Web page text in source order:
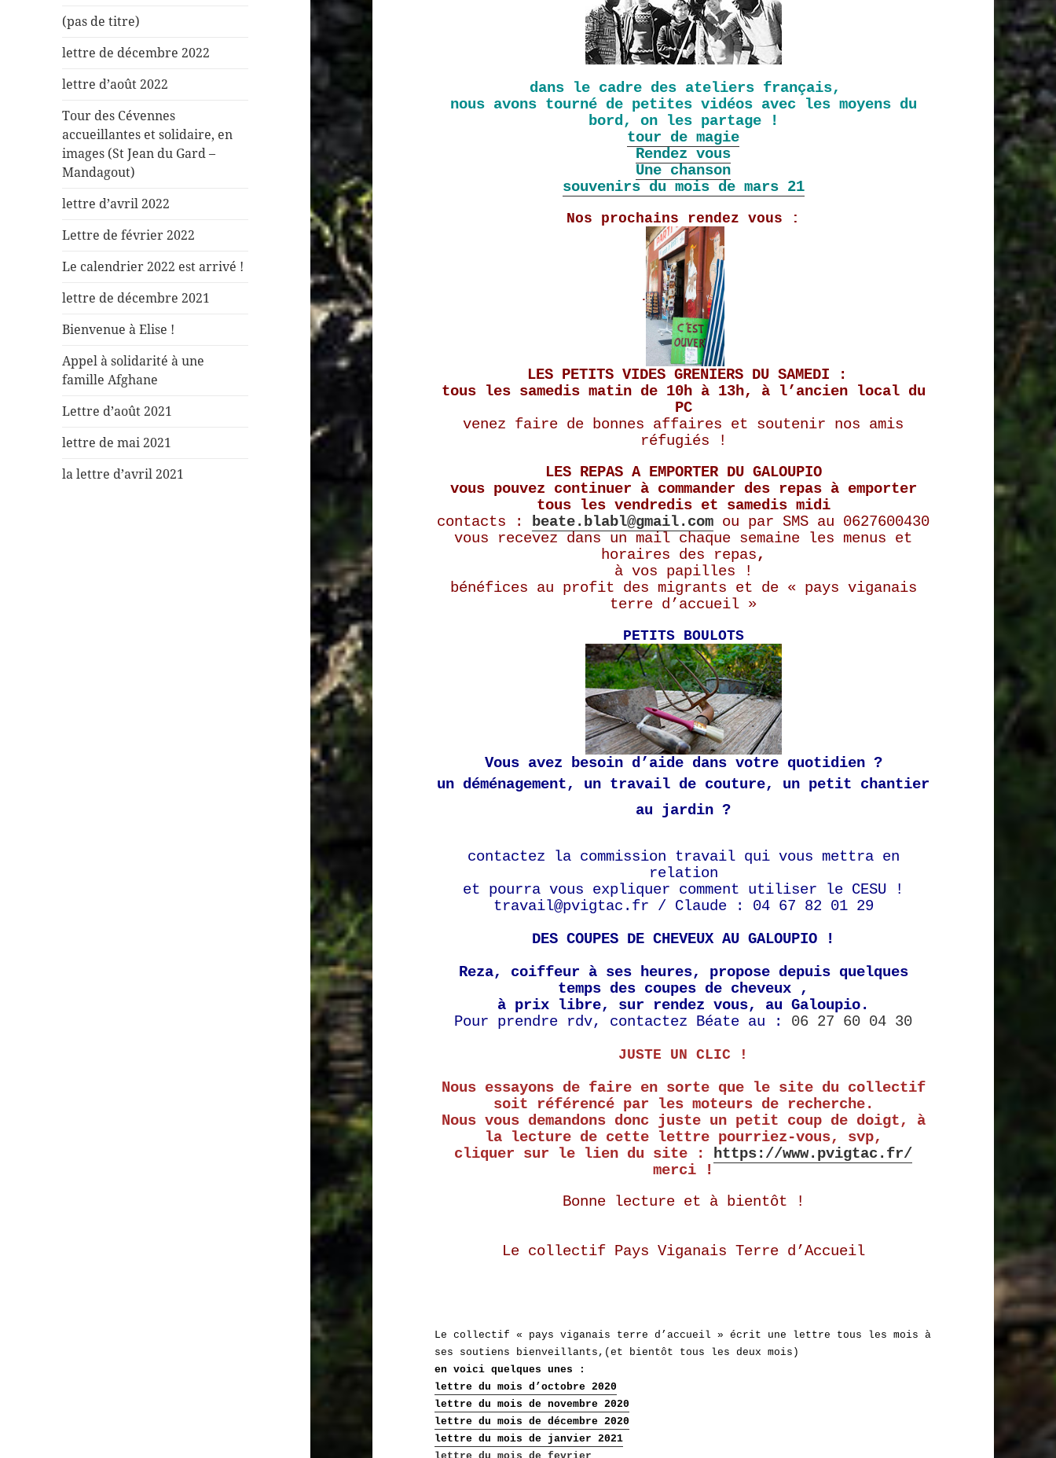
(pas de titre)
lettre de décembre 2022
lettre d’août 2022
Tour des Cévennes
accueillantes et solidaire, en
images (St Jean du Gard –
Mandagout)
lettre d’avril 2022
Lettre de février 2022
Le calendrier 2022 est arrivé !
lettre de décembre 2021
Bienvenue à Elise !
Appel à solidarité à une
famille Afghane
Lettre d’août 2021
lettre de mai 2021
la lettre d’avril 2021
dans le cadre des ateliers français,
nous avons tourné de petites vidéos avec les moyens du
bord, on les partage !
tour de magie
Rendez vous
Une chanson
souvenirs du mois de mars 21
Nos prochains rendez vous :
.
LES PETITS VIDES GRENIERS DU SAMEDI :
tous les samedis matin de 10h à 13h, à l’ancien local du
PC
venez faire de bonnes affaires et soutenir nos amis
réfugiés !
LES REPAS A EMPORTER DU GALOUPIO
vous pouvez continuer à commander des repas à emporter
tous les vendredis et samedis midi
contacts : beate.blabl@gmail.com ou par SMS au 0627600430
vous recevez dans un mail chaque semaine les menus et
horaires des repas,
à vos papilles !
bénéfices au profit des migrants et de « pays viganais
terre d’accueil »
PETITS BOULOTS
Vous avez besoin d’aide dans votre quotidien ?
un déménagement, un travail de couture, un petit chantier
au jardin ?
contactez la commission travail qui vous mettra en
relation
et pourra vous expliquer comment utiliser le CESU !
travail@pvigtac.fr / Claude : 04 67 82 01 29
DES COUPES DE CHEVEUX AU GALOUPIO !
Reza, coiffeur à ses heures, propose depuis quelques
temps des coupes de cheveux ,
à prix libre, sur rendez vous, au Galoupio.
Pour prendre rdv, contactez Béate au
: 06 27 60 04 30
JUSTE UN CLIC !
Nous essayons de faire en sorte que le site du collectif
soit référencé par les moteurs de recherche.
Nous vous demandons donc juste un petit coup de doigt, à
la lecture de cette lettre pourriez-vous, svp,
cliquer sur le lien du site : https://www.pvigtac.fr/
merci !
Bonne lecture et à bientôt !
Le collectif Pays Viganais Terre d’Accueil
Le collectif « pays viganais terre d’accueil » écrit une lettre tous les mois à
ses soutiens bienveillants,(et bientôt tous les deux mois)
en voici quelques unes :
lettre du mois d’octobre 2020
lettre du mois de novembre 2020
lettre du mois de décembre 2020
lettre du mois de janvier 2021